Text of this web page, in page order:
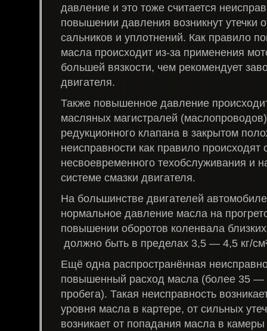
давление и это тоже считается
повышении давления возникнут утечки
сальников и уплотнений. Как правило
масла происходит из-за применения
большей вязкости, чем рекомендует
двигателя.
Также повышенное давление
масляных магистралей
редукционного клапана в закрытом
неисправности как правило происходят
несвоевременного техобслуживания и
системе смазки двигателя.
На большинстве двигателей
нормальное давление масла на
повышении оборотов коленвала
должно быть в пределах 3,5 — 4,5 кг/
Ещё одна распространённая
повышенный расход масла (более 35 —
пробега). Такая неисправность
уровня масла в картере, от сильных
возникает от попадания масла в